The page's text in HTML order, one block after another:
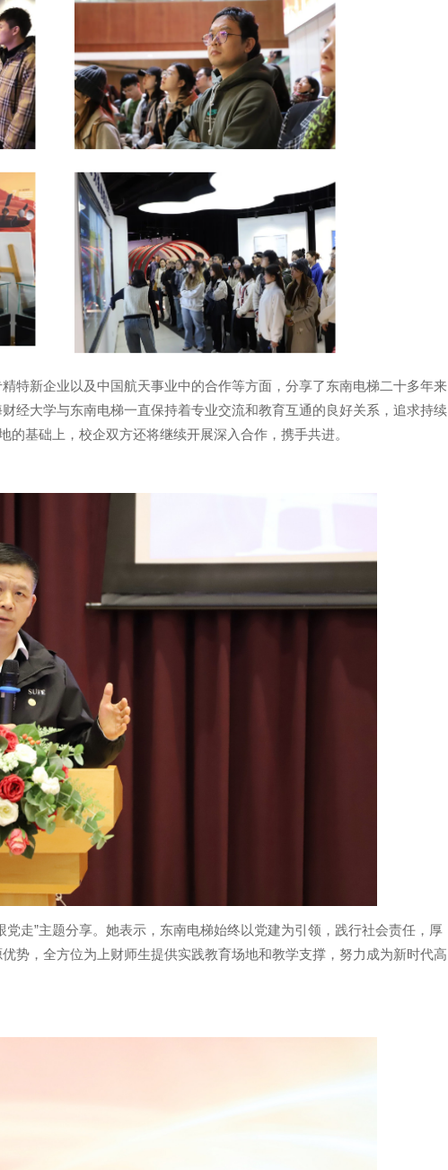
特新企业以及中国航天事业中的合作等方面，分享了东南电梯二十多年来
经大学与东南电梯一直保持着专业交流和教育互通的良好关系，追求持续
的基础上，校企双方还将继续开展深入合作，携手共进。
走”主题分享。她表示，东南电梯始终以党建为引领，践行社会责任，厚
势，全方位为上财师生提供实践教育场地和教学支撑，努力成为新时代高